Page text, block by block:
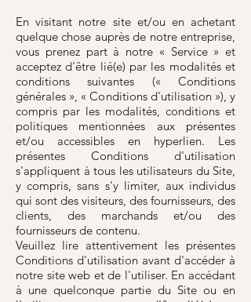
En visitant notre site et/ou en achetant
quelque chose auprès de notre entreprise,
vous prenez part à notre « Service » et
acceptez d'être lié(e) par les modalités et
conditions suivantes (« Conditions
générales », « Conditions d'utilisation »), y
compris par les modalités, conditions et
politiques mentionnées aux présentes
et/ou accessibles en hyperlien. Les
présentes Conditions d'utilisation
s'appliquent à tous les utilisateurs du Site,
y compris, sans s'y limiter, aux individus
qui sont des visiteurs, des fournisseurs, des
clients, des marchands et/ou des
fournisseurs de contenu.
Veuillez lire attentivement les présentes
Conditions d'utilisation avant d'accéder à
notre site web et de l'utiliser. En accédant
à une quelconque partie du Site ou en